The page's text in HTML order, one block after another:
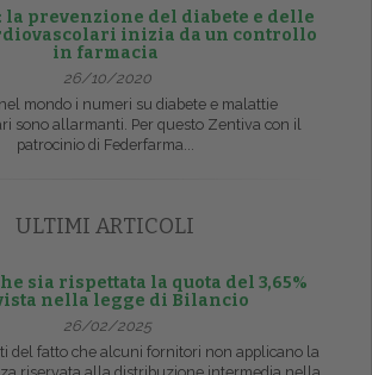
la prevenzione del diabete e delle
inizia da un controllo
in farmacia
26/10/2020
mondo i numeri su diabete e malattie
sono allarmanti. Per questo Zentiva con il
patrocinio di Federfarma...
ULTIMI ARTICOLI
sia rispettata la quota del 3,65%
nella legge di Bilancio
26/02/2025
del fatto che alcuni fornitori non applicano la